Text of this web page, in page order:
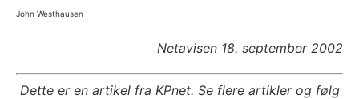
John Westhausen
Netavisen 18. september 2002
Dette er en artikel fra KPnet. Se flere artikler og følg